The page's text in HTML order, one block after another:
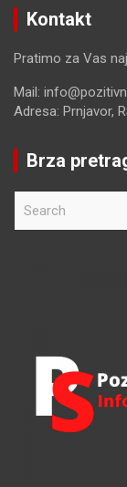
Kontakt
Pratimo za Vas
Mail:
Adresa: Prnjavor,
Brza